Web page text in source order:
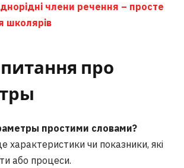
члени речення – просте
школярів
про
простими словами?
чи показники, які
або процеси.